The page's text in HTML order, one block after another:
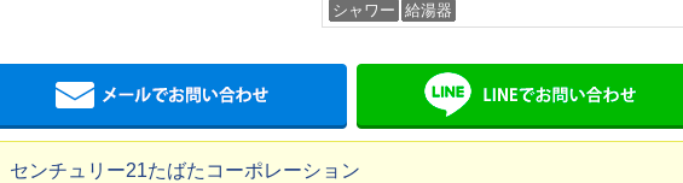
シャワー 給湯器
メールでお問い合わせ
センチュリー21たばたコーポレーション